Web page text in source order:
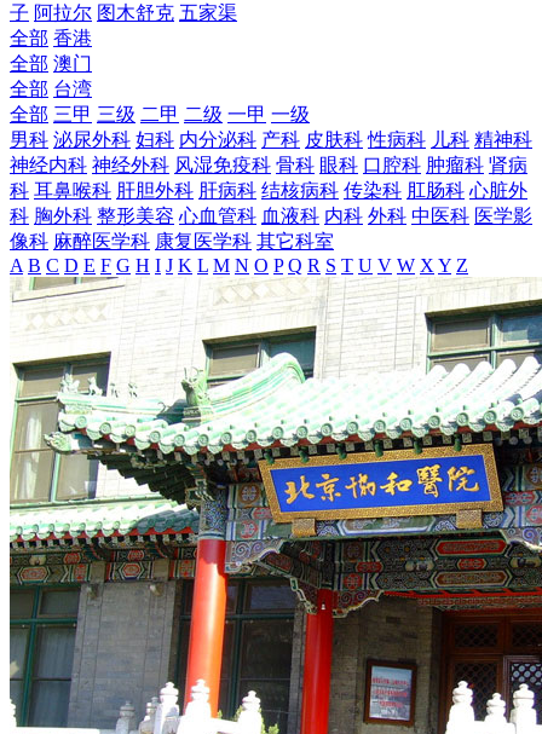
子 阿拉尔 图木舒克 五家渠
全部 香港
全部 澳门
全部 台湾
全部 三甲 三级 二甲 二级 一甲 一级
男科 泌尿外科 妇科 内分泌科 产科 皮肤科 性病科 儿科 精神科
神经内科 神经外科 风湿免疫科 骨科 眼科 口腔科 肿瘤科 肾病
科 耳鼻喉科 肝胆外科 肝病科 结核病科 传染科 肛肠科 心脏外
科 胸外科 整形美容 心血管科 血液科 内科 外科 中医科 医学影
像科 麻醉医学科 康复医学科 其它科室
A B C D E F G H I J K L M N O P Q R S T U V W X Y Z